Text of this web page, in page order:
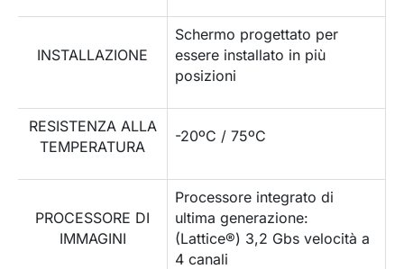
INSTALLAZIONE
Schermo progettato per
essere installato in più
posizioni
RESISTENZA ALLA
TEMPERATURA
-20ºC / 75ºC
PROCESSORE DI
IMMAGINI
Processore integrato di
ultima generazione:
(Lattice®) 3,2 Gbs velocità a
4 canali